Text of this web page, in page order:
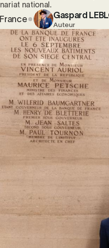
national.
Gaspard
Auteur